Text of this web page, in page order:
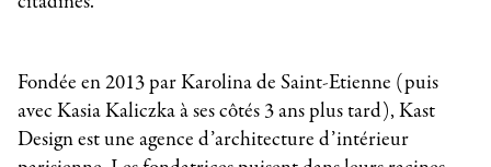
Fondée en 2013 par Karolina de Saint-Etienne (puis
avec Kasia Kaliczka à ses côtés 3 ans plus tard), Kast
Design est une agence d’architecture d’intérieur